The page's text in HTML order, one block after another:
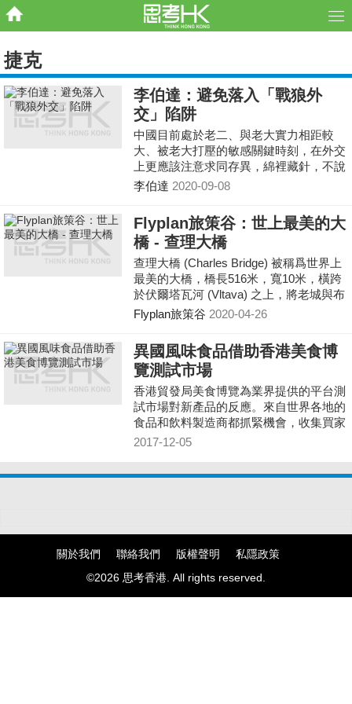
捷克
李伯達：避免落入「戰狼外
交」陷阱
中國目前處於老二、與老大實力相距較
大、被老大打壓的敏感關鍵時刻，在外交
上更應該注意求同存異，綿裡藏針，不說
狠話，不說過頭話，做到有理有利有節。
李伯達 2020-09-08
Flyplan旅策谷：世上最美的大
橋 - 查理大橋
查理大橋 (Charles Bridge) 被稱爲世界上
最美的大橋，橋長516米，寬10米，橫跨
於伏爾塔瓦河 (Vltava) 之上，將老城與布
拉格城堡相連接，是區內重要的通道。
Flyplan旅策谷 2020-04-26
異國風味食品借助香港美食博
覽測試市場
香港貿發局美食博覽為業界提供的平台測
試市場對新產品的反應。來自世界各地的
食品和飲料製造商都抓緊機會，收集買家
對產品的意見，為進軍更廣大的亞洲市場
2017-12-05
關於我們 聯絡我們 版權聲明
私隱政策
©2026 思考香港. All rights reserved.